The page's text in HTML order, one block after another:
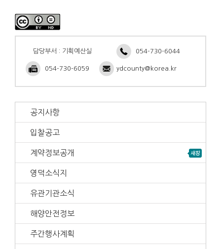
담당부서 : 기획예산실 054-730-6044
054-730-6059 ydcounty@korea.kr
공지사항
입찰공고
계약정보공개
영덕소식지
유관기관소식
해양안전정보
주간행사계획